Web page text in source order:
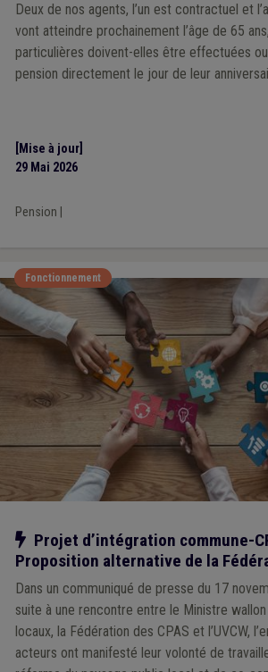
Deux de nos agents, l’un est contractuel et
vont atteindre prochainement l’âge de 65
particulières doivent-elles être effectuées
pension directement le jour de leur
[Mise à jour]
29 Mai 2026
Pension
Fonctionnement
Notre action
Projet d’intégration commune-
Proposition alternative de la
Dans un communiqué de presse du 17
suite à une rencontre entre le Ministre
locaux, la Fédération des CPAS et l’UVCW,
acteurs ont manifesté leur volonté de